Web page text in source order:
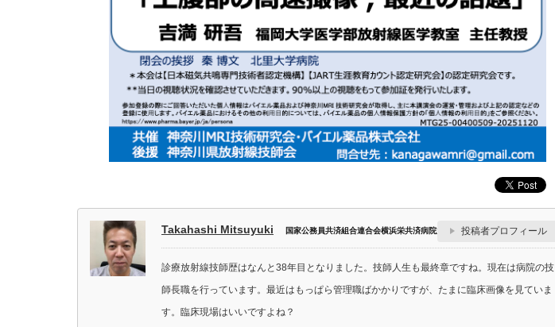
Takahashi Mitsuyuki 国家公務員共済組合連合会横浜栄共済病院放射線技術科投稿者プロフィール
診療放射線技師歴はなんと38年目となりました。技師人生も最終章ですね。現在は病院の技
師長職を行っています。最近はもっぱら管理職ばかかりですが、たまに臨床画像を見ていま
す。臨床現場はいいですよね？